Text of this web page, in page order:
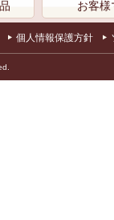
お客様
個人情報保護方針